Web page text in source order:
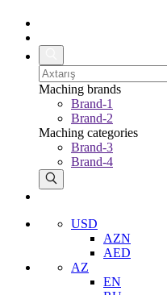
Maching brands
Brand-1
Brand-2
Maching categories
Brand-3
Brand-4
USD
AZN
AED
AZ
EN